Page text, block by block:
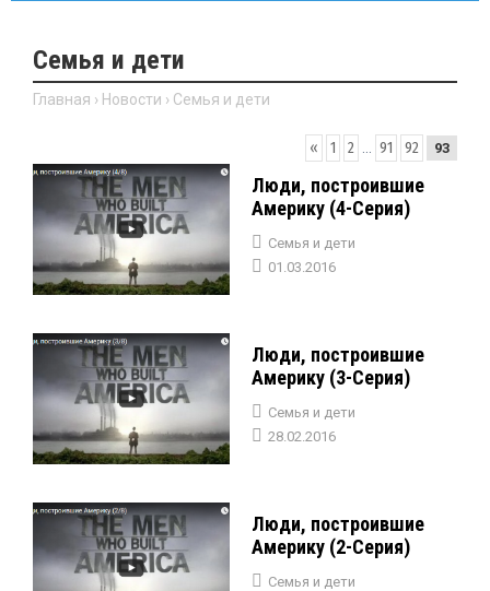
Семья и дети
Главная › Новости › Семья и дети
« 1 2 91 92 93
Люди, построившие
Америку (4-Серия)
Семья и дети
01.03.2016
Люди, построившие
Америку (3-Серия)
Семья и дети
28.02.2016
Люди, построившие
Америку (2-Серия)
Семья и дети